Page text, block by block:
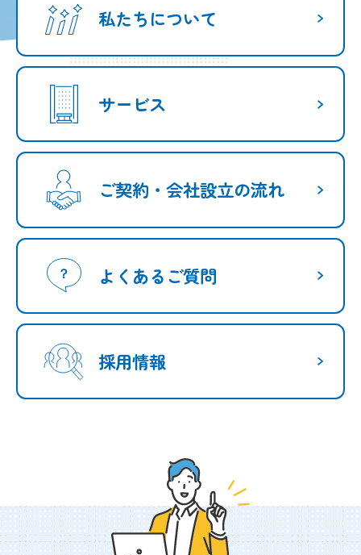
私たちについて
サービス
ご契約・会社設立の流れ
よくあるご質問
採用情報